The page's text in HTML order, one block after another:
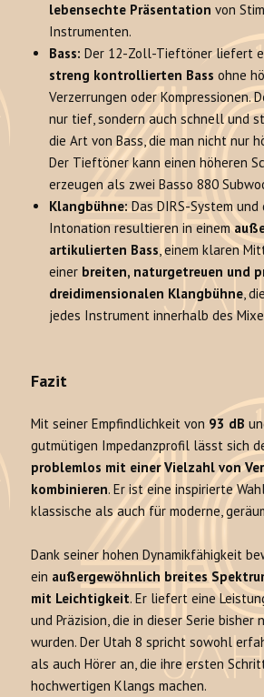
lebensechte Präsentation von
Instrumenten.
Bass: Der 12-Zoll-Tieftöner liefert
streng kontrollierten Bass ohne
Verzerrungen oder Kompressionen.
nur tief, sondern auch schnell und
die Art von Bass, die man nicht nur
Der Tieftöner kann einen höheren
erzeugen als zwei Basso 880
Klangbühne: Das DIRS-System
Intonation resultieren in einem
artikulierten Bass, einem klaren
einer breiten, naturgetreuen und
dreidimensionalen Klangbühne,
jedes Instrument innerhalb des
Fazit
Mit seiner Empfindlichkeit von 93 dB
gutmütigen Impedanzprofil lässt sich
problemlos mit einer Vielzahl von
kombinieren. Er ist eine inspirierte
klassische als auch für moderne,
Dank seiner hohen Dynamikfähigkeit
ein außergewöhnlich breites
mit Leichtigkeit. Er liefert eine
und Präzision, die in dieser Serie bisher
wurden. Der Utah 8 spricht sowohl
als auch Hörer an, die ihre ersten
hochwertigen Klangs machen.